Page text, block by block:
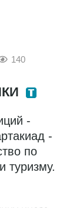
140
-
-
по
туризму.